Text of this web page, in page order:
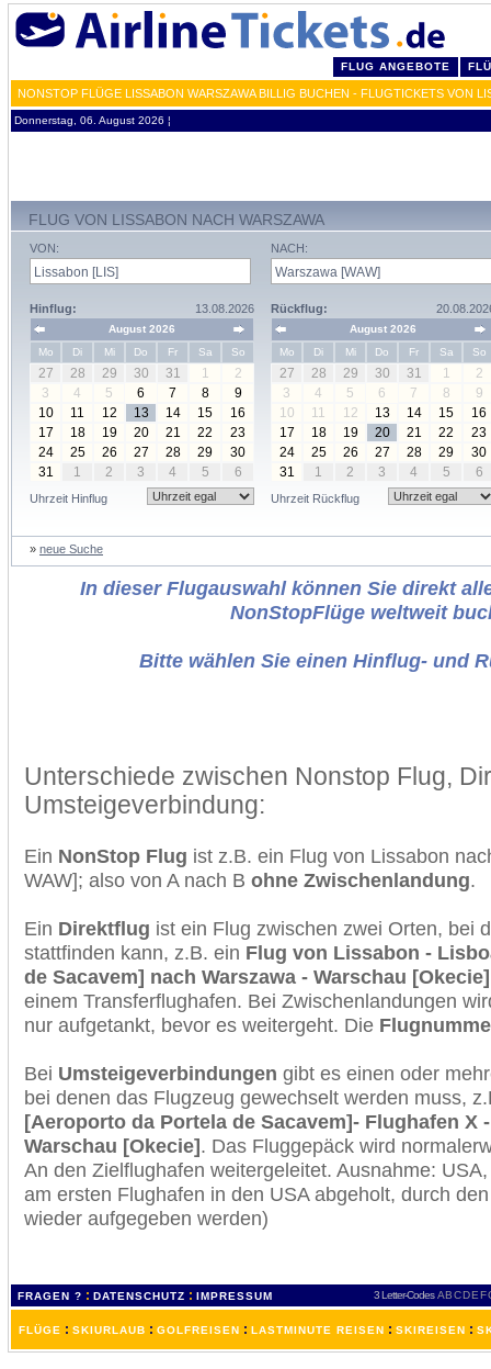
FLUG ANGEBOTE
NONSTOP FLÜGE LISSABON WARSZAWA BILLIG BUCHEN - FLUGTICKETS VON
Donnerstag, 06. August 2026 ¦
FLUG VON LISSABON NACH WARSZAWA
VON:
Hinflug: 13.08.2026
August 2026
Mo
Di Mi Do Fr Sa So
27 28 29 30 31 1
2
3
4 5 6 7 8
9
10
11 12 13 14 15
16
17
18 19 20 21 22
23
24
25 26 27 28 29
30
31
1 2 3 4 5 6
Uhrzeit Hinflug
NACH:
Rückflug:
August 2026
Mo
Di Mi Do Fr Sa So
27 28 29 30 31 1
2
3
4 5 6 7 8
9
10
11 12 13 14 15
16
17
18 19 20 21 22
23
24
25 26 27 28 29
30
31
1 2 3 4 5 6
Uhrzeit Rückflug
» neue Suche
In dieser Flugauswahl können Sie direkt
NonStopFlüge weltweit
Bitte wählen Sie einen Hinflug- und
Unterschiede zwischen Nonstop Flug,
Umsteigeverbindung:
Ein NonStop Flug ist z.B. ein Flug von Lissabon
WAW]; also von A nach B ohne Zwischenlandung.
Ein Direktflug ist ein Flug zwischen zwei Orten, bei
stattfinden kann, z.B. ein Flug von Lissabon -
de Sacavem] nach Warszawa - Warschau [Okecie]
einem Transferflughafen. Bei Zwischenlandungen
nur aufgetankt, bevor es weitergeht. Die
Bei Umsteigeverbindungen gibt es einen oder
bei denen das Flugzeug gewechselt werden muss,
[Aeroporto da Portela de Sacavem]- Flughafen X
Warschau [Okecie]. Das Fluggepäck wird
An den Zielflughafen weitergeleitet. Ausnahme:
am ersten Flughafen in den USA abgeholt, durch
wieder aufgegeben werden)
FRAGEN ? : DATENSCHUTZ : IMPRESSUM 3 Letter-Codes ABCDEF
FLÜGE : SKIURLAUB : GOLFREISEN : LASTMINUTE REISEN : SKIREISEN :